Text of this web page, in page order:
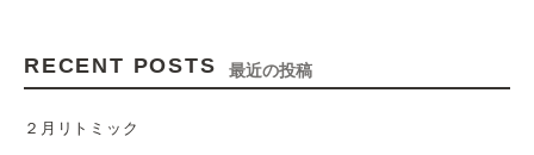
RECENT POSTS 最近の投稿
２月リトミック